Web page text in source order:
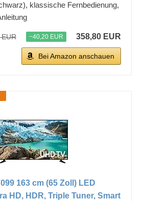
klassische Fernbedienung,
−40,20 EUR 358,80 EUR
Bei Amazon anschauen
163 cm (65 Zoll) LED
HD, HDR, Triple Tuner, Smart